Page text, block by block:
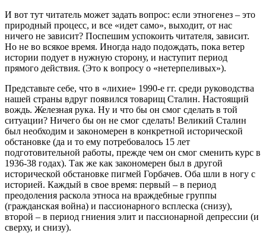
И вот тут читатель может задать вопрос: если этногенез – это
природный процесс, и все «идет само», выходит, от нас
ничего не зависит? Поспешим успокоить читателя, зависит.
Но не во всякое время. Иногда надо подождать, пока ветер
истории подует в нужную сторону, и наступит период
прямого действия. (Это к вопросу о «нетерпеливых»).
Представьте себе, что в «лихие» 1990-е гг. среди руководства
нашей страны вдруг появился товарищ Сталин. Настоящий
вождь. Железная рука. Ну и что бы он смог сделать в той
ситуации? Ничего бы он не смог сделать! Великий Сталин
был необходим и закономерен в конкретной исторической
обстановке (да и то ему потребовалось 15 лет
подготовительной работы, прежде чем он смог сменить курс в
1936-38 годах). Так же как закономерен был в другой
исторической обстановке пигмей Горбачев. Оба шли в ногу с
историей. Каждый в свое время: первый – в период
преодоления раскола этноса на враждебные группы
(гражданская война) и пассионарного всплеска (снизу),
второй – в период гниения элит и пассионарной депрессии (и
сверху, и снизу).